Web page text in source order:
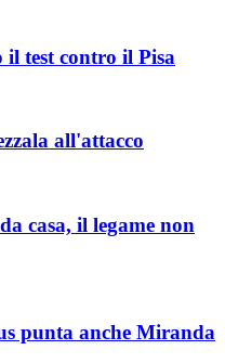
test contro il Pisa
all'attacco
casa, il legame non
punta anche Miranda